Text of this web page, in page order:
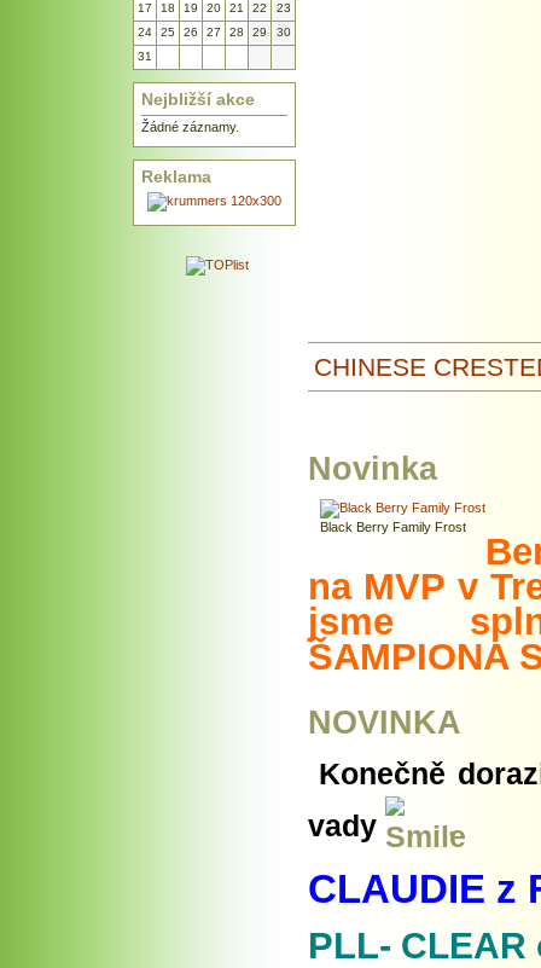
17
18 19 20 21 22
23
24
25 26 27 28 29
30
31
Nejbližší akce
Žádné záznamy.
Reklama
CHINESE
Novinka
Black Berry Family Frost
na MVP v
jsme
ŠAMPIONA
NOVINKA
Konečně
vady
.
CLAUDIE z
PLL- CLEAR